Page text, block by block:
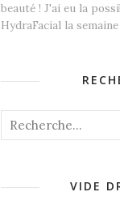
beauté ! J'ai eu la
HydraFacial la semaine
VIDE